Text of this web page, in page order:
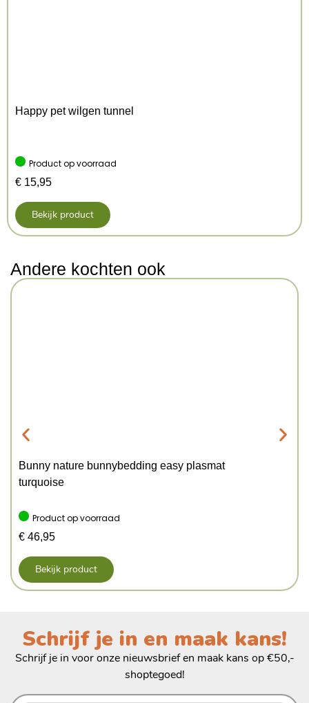
Happy pet wilgen tunnel
Product op voorraad
€ 15,95
Bekijk product
Andere kochten ook
Bunny nature bunnybedding easy plasmat
turquoise
Product op voorraad
€ 46,95
Bekijk product
Schrijf je in en maak kans!
Schrijf je in voor onze nieuwsbrief en maak kans op €50,-
shoptegoed!